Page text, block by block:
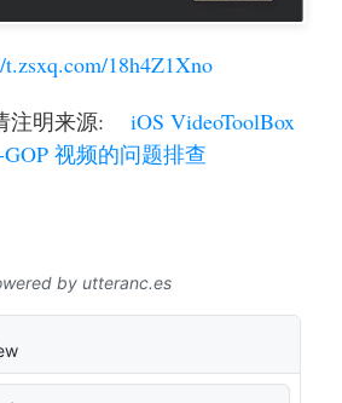
t.zsxq.com/18h4Z1Xno
注明来源: iOS VideoToolBox
视频的问题排查